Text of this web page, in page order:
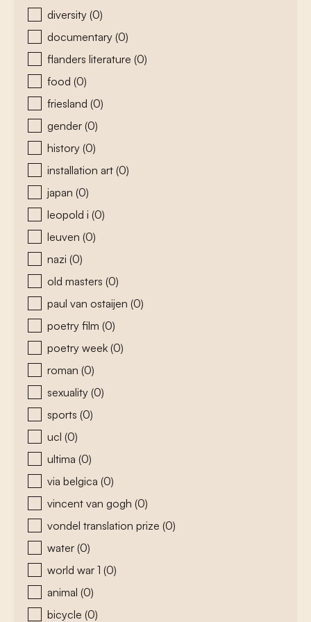
diversity (0)
documentary (0)
flanders literature (0)
food (0)
friesland (0)
gender (0)
history (0)
installation art (0)
japan (0)
leopold i (0)
leuven (0)
nazi (0)
old masters (0)
paul van ostaijen (0)
poetry film (0)
poetry week (0)
roman (0)
sexuality (0)
sports (0)
ucl (0)
ultima (0)
via belgica (0)
vincent van gogh (0)
vondel translation prize (0)
water (0)
world war 1 (0)
animal (0)
bicycle (0)